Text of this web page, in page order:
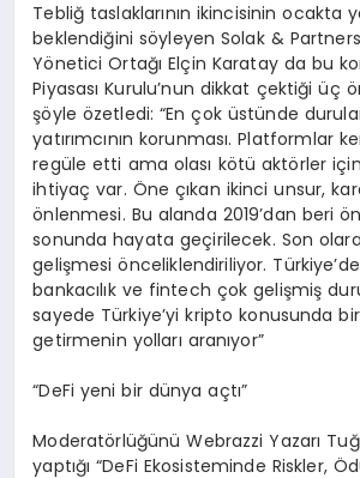
Tebliğ taslaklarının ikincisinin ocakta
beklendiğini söyleyen Solak &
Yönetici Ortağı Elçin Karatay da bu
Piyasası Kurulu’nun dikkat çektiği üç
şöyle özetledi: “En çok üstünde
yatırımcının korunması. Platformlar
regüle etti ama olası kötü aktörler
ihtiyaç var. Öne çıkan ikinci unsur,
önlenmesi. Bu alanda 2019’dan beri
sonunda hayata geçirilecek. Son
gelişmesi önceliklendiriliyor. Türkiye’de
bankacılık ve fintech çok gelişmiş
sayede Türkiye’yi kripto konusunda
getirmenin yolları aranıyor”
“DeFi yeni bir dünya açtı”
Moderatörlüğünü Webrazzi Yazarı
yaptığı “DeFi Ekosisteminde Riskler,